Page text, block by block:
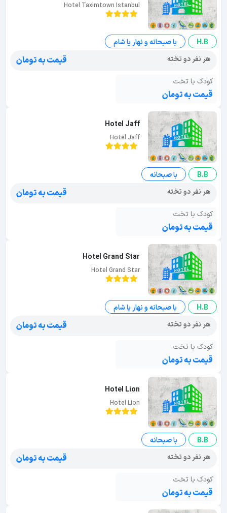
Hotel Taximtown Istanbul
H.B
با صبحانه و نهار یا شام
هر نفر دو تخته
قیمت به تومان
کودک با تخت
قیمت به تومان
Hotel Jaff
Hotel Jaff
B.B
با صبحانه
هر نفر دو تخته
قیمت به تومان
کودک با تخت
قیمت به تومان
Hotel Grand Star
Hotel Grand Star
H.B
با صبحانه و نهار یا شام
هر نفر دو تخته
قیمت به تومان
کودک با تخت
قیمت به تومان
Hotel Lion
Hotel Lion
B.B
با صبحانه
هر نفر دو تخته
قیمت به تومان
کودک با تخت
قیمت به تومان